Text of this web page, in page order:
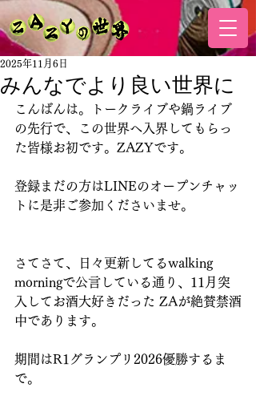
みんなでより良い世界に
2025年11月6日
こんばんは。トークライブや鍋ライブ
の先行で、この世界へ入界してもらっ
た皆様お初です。ZAZYです。
登録まだの方はLINEのオープンチャッ
トに是非ご参加くださいませ。
さてさて、日々更新してるwalking
morningで公言している通り、11月突
入してお酒大好きだった ZAが絶賛禁酒
中であります。
期間はR1グランプリ2026優勝するま
で。